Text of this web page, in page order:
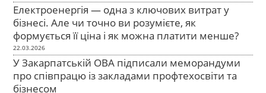
Електроенергія — одна з ключових витрат у
бізнесі. Але чи точно ви розумієте, як
формується її ціна і як можна платити менше?
22.03.2026
У Закарпатській ОВА підписали меморандуми
про співпрацю із закладами профтехосвіти та
бізнесом